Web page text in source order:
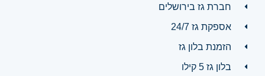
חברת גז בירושלים
אספקת גז 24/7
הזמנת בלון גז
בלון גז 5 קילו